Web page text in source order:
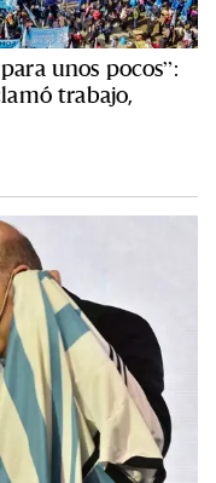
unos pocos”:
trabajo,